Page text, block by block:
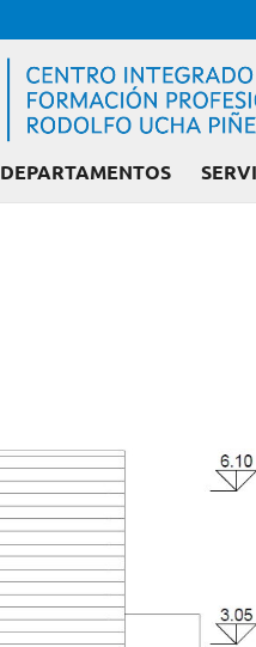
DEPARTAMENTOS
Admisión